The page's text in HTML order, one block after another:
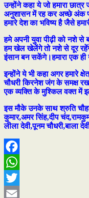
उन्होंने कहा ये जो हमारा
अनुशासन में रह कर अच्छे अंक
हमारे देश का भविष्य है जैसे
हमे अपनी युवा पीढ़ी को नशे से
हम खेल खेलेंगे तो नशे से दूर
इंसान बन सकेंगे।हमारा एक
इन्होंने ये भी कहा अगर हमारे
चौधरी किरनेश जंग के समक्ष
एक व्यक्ति के मुश्किल वक्त में
इस मौके उनके साथ श्रुति
कुमार,अमर सिंह,दीप
लीला देवी,पूनम चौधरी,बाला
Facebook
WhatsApp
Twitter